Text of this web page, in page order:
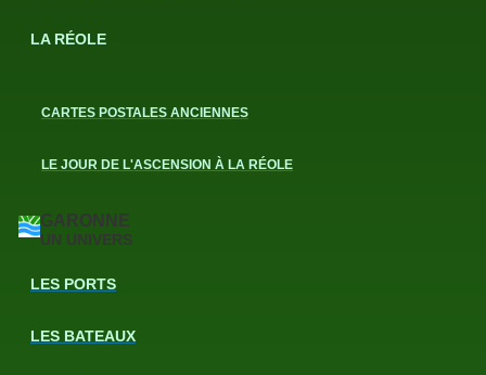
LA RÉOLE
CARTES POSTALES ANCIENNES
LE JOUR DE L'ASCENSION À LA RÉOLE
GARONNE
UN UNIVERS
LES PORTS
LES BATEAUX